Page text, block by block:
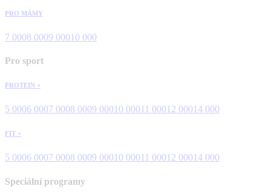
PRO MÁMY
7 0008 0009 00010 000
Pro sport
PROTEIN +
5 0006 0007 0008 0009 00010 00011 00012 00014 000
FIT +
5 0006 0007 0008 0009 00010 00011 00012 00014 000
Speciální programy